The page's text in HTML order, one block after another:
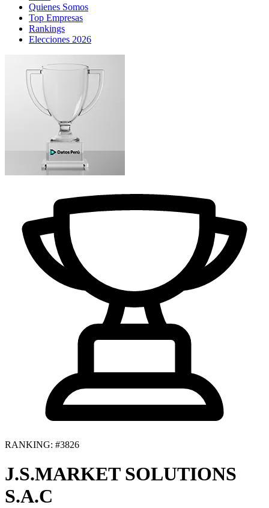
Quienes Somos
Top Empresas
Rankings
Elecciones 2026
RANKING: #3826
J.S.MARKET SOLUTIONS
S.A.C